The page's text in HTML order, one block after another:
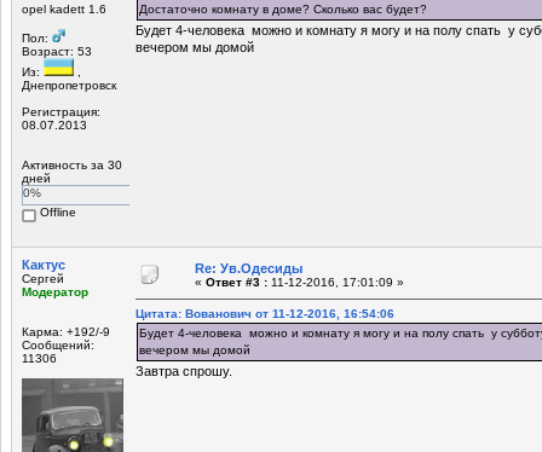
opel kadett 1.6
Пол:
Возраст: 53
Из:
Днепропетровск
Регистрация:
08.07.2013
Активность за 30
дней
0%
Offline
Достаточно комнату в доме? Сколько вас будет?
Будет 4-человека можно и комнату я могу и на полу спать у
вечером мы домой
Кактус
Сергей
Модератор
Карма: +192/-9
Сообщений:
11306
Re: Ув.Одесиды
« Ответ #3 : 11-12-2016, 17:01:09 »
Цитата: Вованович от 11-12-2016, 16:54:06
Будет 4-человека можно и комнату я могу и на полу спать у
вечером мы домой
Завтра спрошу.